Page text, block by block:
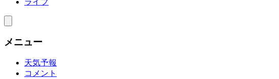
ライフ
メニュー
天気予報
コメント